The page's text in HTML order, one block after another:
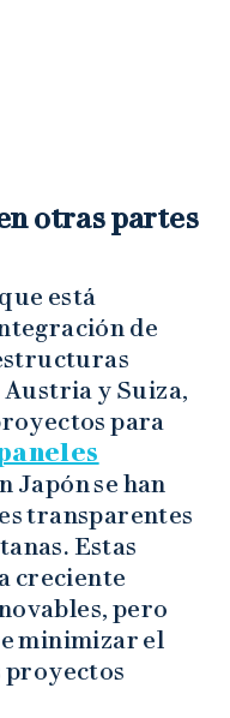
otras partes
está
de
y Suiza,
para
Japón se han
transparentes
Estas
creciente
pero
minimizar el
proyectos